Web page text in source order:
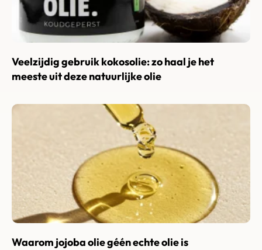
Veelzijdig gebruik kokosolie: zo haal je het
meeste uit deze natuurlijke olie
Waarom jojoba olie géén echte olie is